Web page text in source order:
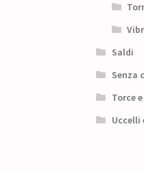
Saldi
Senza
Torce
Uccelli